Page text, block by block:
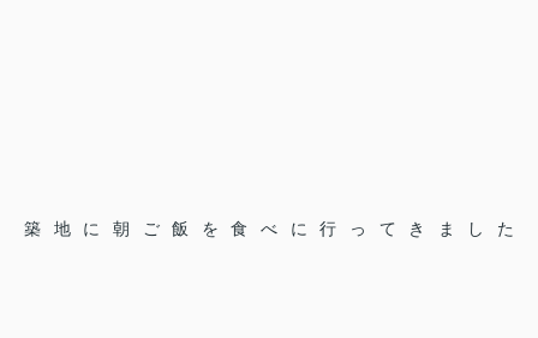
築地に朝ご飯を食べに行ってきました